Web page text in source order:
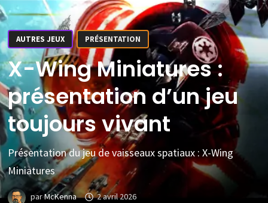
AUTRES JEUX PRÉSENTATION
X-Wing Miniatures :
présentation d’un jeu
toujours vivant
Présentation du jeu de vaisseaux spatiaux : X-Wing
Miniatures
parMcKenna 2 avril 2026